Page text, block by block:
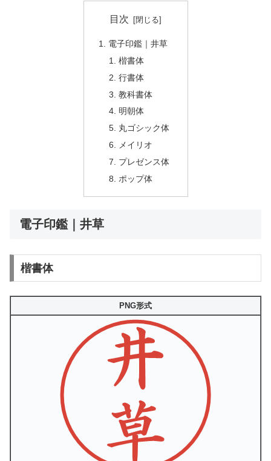
目次
電子印鑑｜井草
楷書体
行書体
教科書体
明朝体
丸ゴシック体
メイリオ
プレゼンス体
ポップ体
電子印鑑｜井草
楷書体
PNG形式